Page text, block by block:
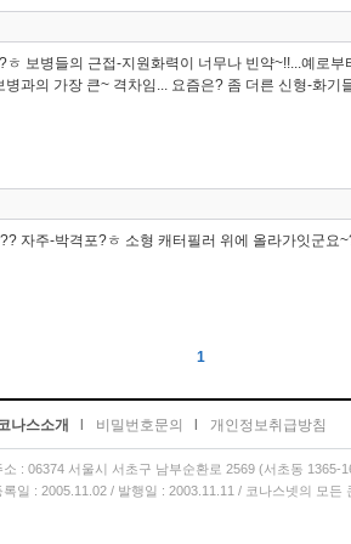
ㅎ 보병들의 근접-지원화력이 너무나 빈약~!!...예로
과의 가장 큰~ 격차임... 요즘은? 좀 더른 신형-화기
자주-박격포?ㅎ 소형 캐터필러 위에 올라가잇군요
1
나스소개 비밀번호문의 개인정보취급방침
소 : 06374 서울시 서초구 남부순환로 2569 (서초동
록일 : 2005.11.02 / 발행일 : 2003.11.11 / 코나스넷의 모